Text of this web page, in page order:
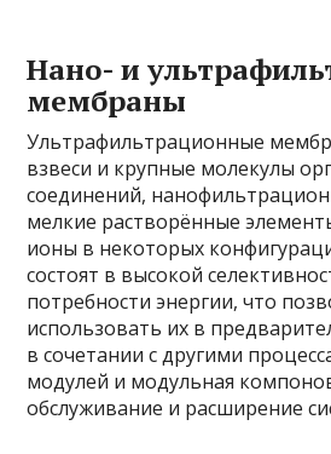
Нано- и
мембраны
Ультрафильтрационные
взвеси и крупные молекулы
соединений,
мелкие растворённые
ионы в некоторых
состоят в высокой
потребности энергии, что
использовать их в
в сочетании с другими
модулей и модульная
обслуживание и расширение